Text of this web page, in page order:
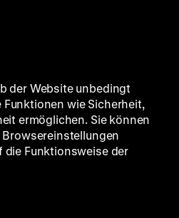
der Website unbedingt
wie Sicherheit,
ermöglichen. Sie können
die Funktionsweise der